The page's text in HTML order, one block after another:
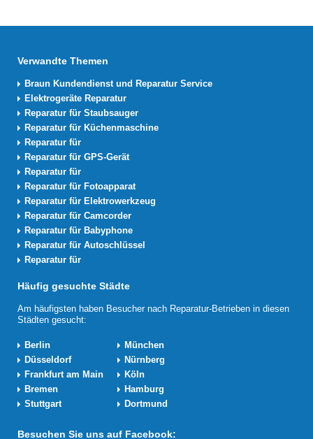
Verwandte Themen
Braun Kundendienst und Reparatur Service
Elektrogeräte Reparatur
Reparatur für Staubsauger
Reparatur für Küchenmaschine
Reparatur für
Reparatur für GPS-Gerät
Reparatur für
Reparatur für Fotoapparat
Reparatur für Elektrowerkzeug
Reparatur für Camcorder
Reparatur für Babyphone
Reparatur für Autoschlüssel
Reparatur für
Häufig gesuchte Städte
Am häufigsten haben Besucher nach Reparatur-Betrieben in diesen
Städten gesucht:
Berlin
München
Düsseldorf
Nürnberg
Frankfurt am Main
Köln
Bremen
Hamburg
Stuttgart
Dortmund
Besuchen Sie uns auf Facebook: